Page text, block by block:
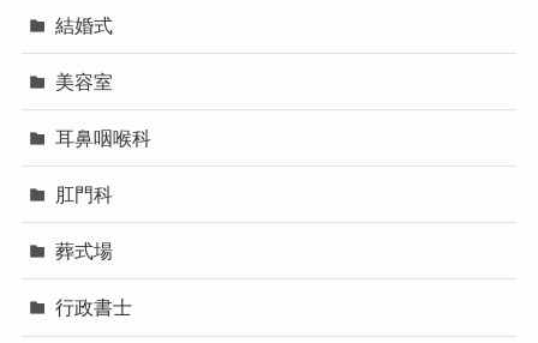
結婚式
美容室
耳鼻咽喉科
肛門科
葬式場
行政書士